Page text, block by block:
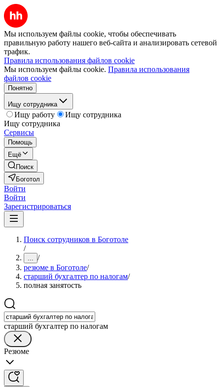
Мы используем файлы cookie, чтобы обеспечивать
правильную работу нашего веб-сайта и анализировать сетевой
трафик.
Правила использования файлов cookie
Мы используем файлы cookie. Правила использования
файлов cookie
Понятно
Ищу сотрудника
Ищу работу
Ищу сотрудника
Ищу сотрудника
Сервисы
Помощь
Ещё
Поиск
Боготол
Войти
Войти
Зарегистрироваться
Поиск сотрудников в Боготоле
/
... /
резюме в Боготоле/
старший бухгалтер по налогам/
полная занятость
старший бухгалтер по налогам
Резюме